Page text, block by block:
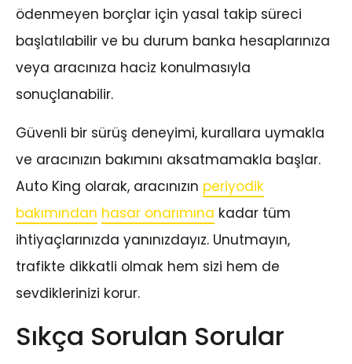
ödenmeyen borçlar için yasal takip süreci
başlatılabilir ve bu durum banka hesaplarınıza
veya aracınıza haciz konulmasıyla
sonuçlanabilir.
Güvenli bir sürüş deneyimi, kurallara uymakla
ve aracınızın bakımını aksatmamakla başlar.
Auto King olarak, aracınızın periyodik
bakımından hasar onarımına kadar tüm
ihtiyaçlarınızda yanınızdayız. Unutmayın,
trafikte dikkatli olmak hem sizi hem de
sevdiklerinizi korur.
Sıkça Sorulan Sorular